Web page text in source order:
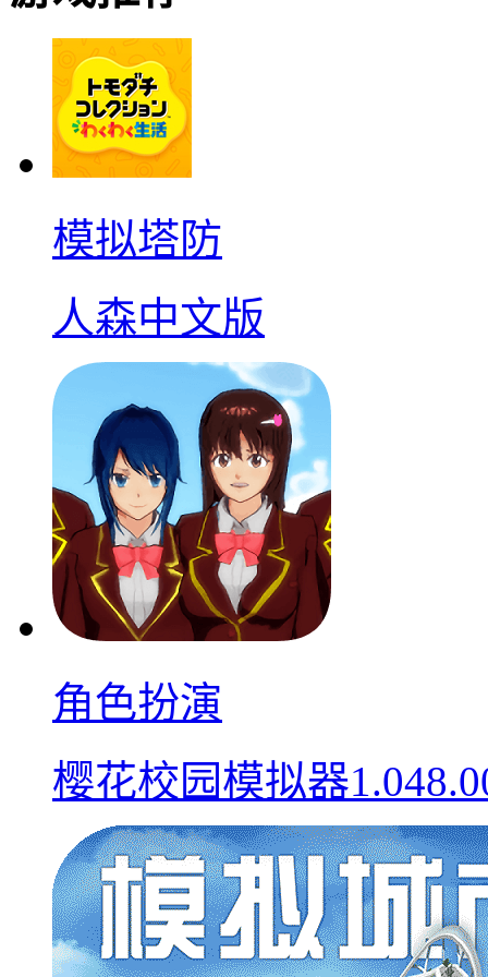
模拟塔防
人森中文版
角色扮演
樱花校园模拟器